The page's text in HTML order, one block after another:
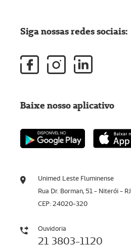
Unimed Leste Fluminense
Rua Dr. Borman, 51 - Niterói - RJ
CEP: 24020-320
Ouvidoria
21 3803-1120
Siga nossas redes sociais:
Baixe nosso aplicativo